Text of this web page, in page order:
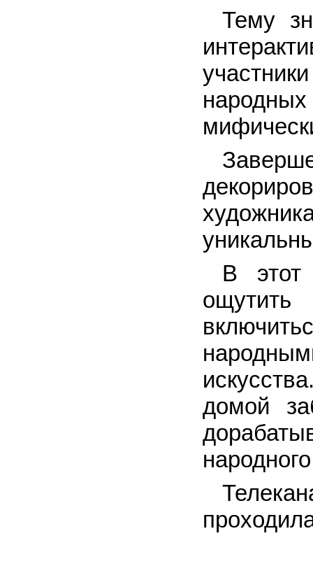
Тему
В этот
ощутить
домой